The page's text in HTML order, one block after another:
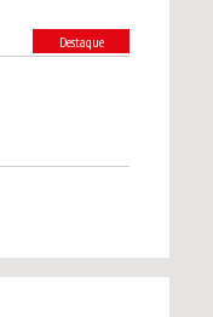
Destaque